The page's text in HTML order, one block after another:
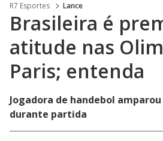
R7 Esportes Lance
Brasileira é
atitude nas
Paris; entenda
Jogadora de handebol
durante partida